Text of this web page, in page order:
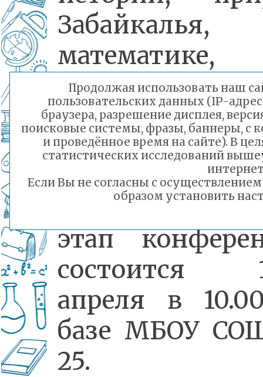
Забайкалья,
математике,
информатике,
технике,
культуре и
этап
состоится
апреля в
базе МБОУ
25.
Продолжая использовать наш
пользовательских данных (IP-
браузера, разрешение дисплея,
поисковые системы, фразы, баннеры, с
и проведённое время на сайте). В
статистических исследований
Если Вы не согласны с
образом установить